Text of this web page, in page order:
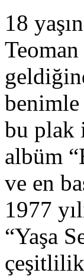
18
benimle
bu plak
albüm
ve en
1977
“Yaşa